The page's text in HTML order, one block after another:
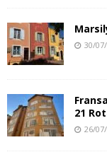
30/
21
26/